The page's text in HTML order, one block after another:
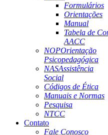
Formulários
Orientações
Manual
Tabela de
AACC
NOPOrientação
Psicopedagógica
NASAssistência
Social
Códigos de Ética
Manuais e Normas
Pesquisa
NTCC
Contato
Fale Conosco